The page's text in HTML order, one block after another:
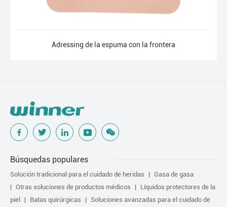
Adressing de la espuma con la frontera
Búsquedas populares
Solución tradicional para el cuidado de heridas
Gasa de gasa
Otras soluciones de productos médicos
Líquidos protectores de la
piel
Batas quirúrgicas
Soluciones avanzadas para el cuidado de